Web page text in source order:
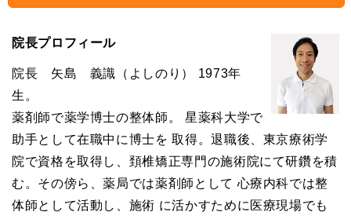
院長プロフィール
院長 矢島 義識（よしのり） 1973年
生。
薬剤師で薬学博士の整体師。 星薬科大学で
助手として在職中に博士を 取得。退職後、東京療術学
院で資格を取得し、頚椎矯正専門の施術院にて研鑽を積
む。その傍ら、薬局では薬剤師として 心療内科では整
体師として活動し、施術 に活かすために医療現場でも